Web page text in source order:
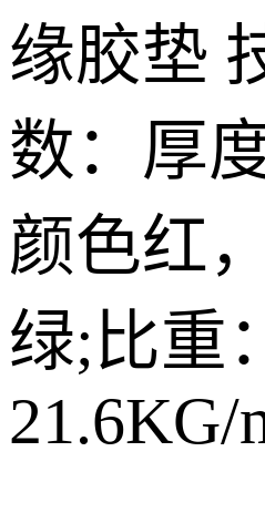
缘胶垫
数：厚
颜色红
绿;比重：
21.6KG/